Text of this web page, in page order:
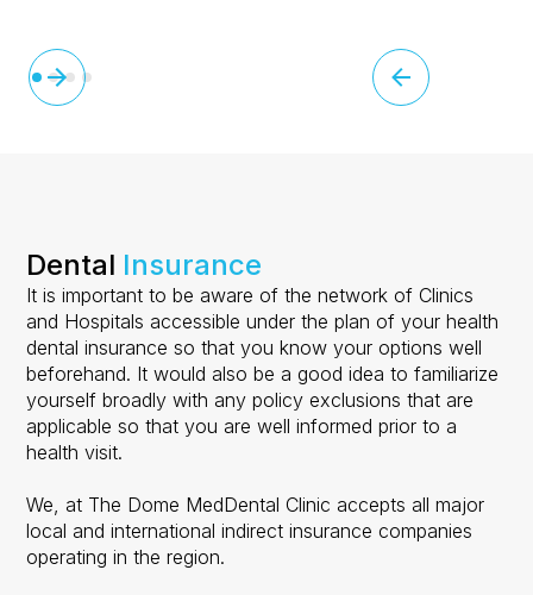
Dental Insurance
It is important to be aware of the network of Clinics
and Hospitals accessible under the plan of your health
dental insurance so that you know your options well
beforehand. It would also be a good idea to familiarize
yourself broadly with any policy exclusions that are
applicable so that you are well informed prior to a
health visit.
We, at The Dome MedDental Clinic accepts all major
local and international indirect insurance companies
operating in the region.